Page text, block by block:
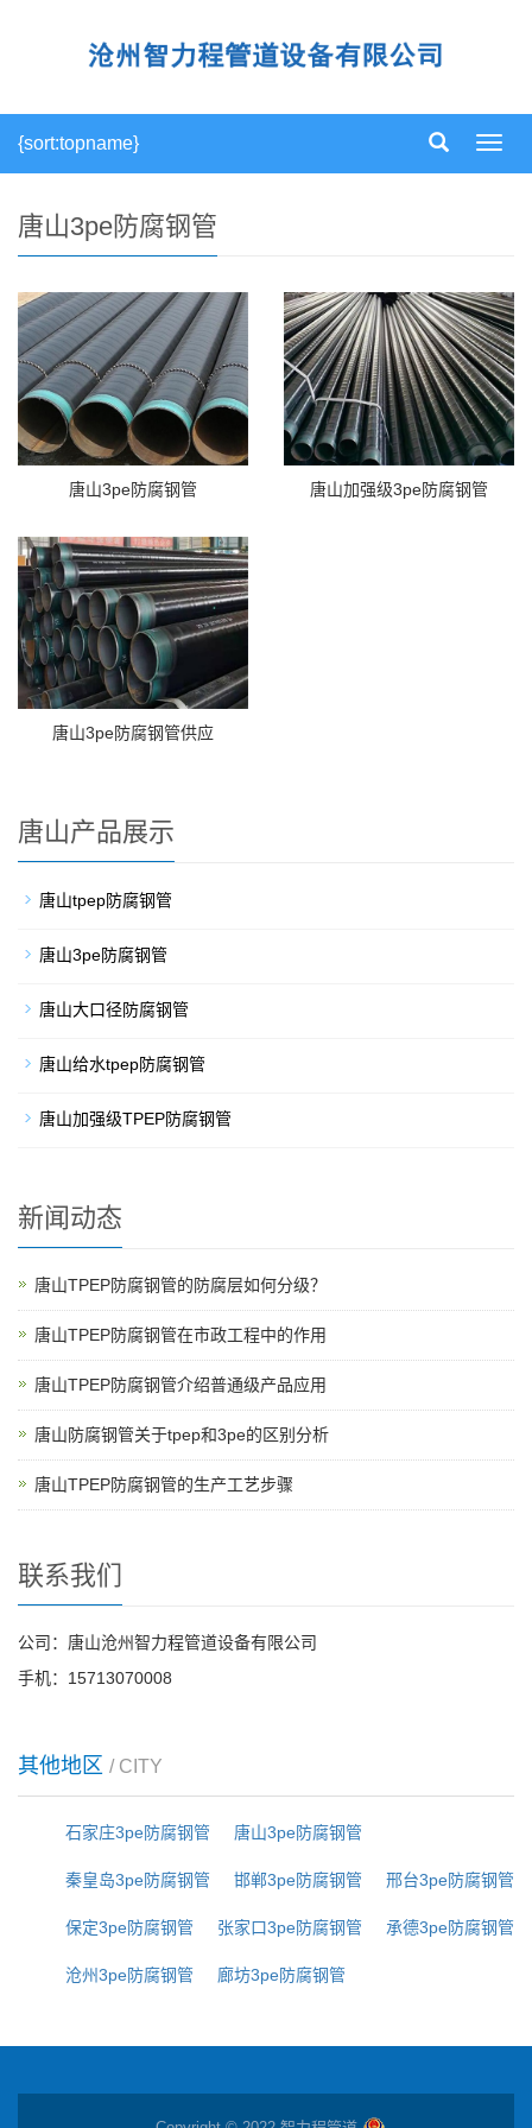
导
{sort:topname}
唐山3pe防腐钢管
唐山3pe防腐钢管 唐山加强级3pe防腐钢管
唐山3pe防腐钢管供应
唐山产品展示
唐山tpep防腐钢管
唐山3pe防腐钢管
唐山大口径防腐钢管
唐山给水tpep防腐钢管
唐山加强级TPEP防腐钢管
新闻动态
唐山TPEP防腐钢管的防腐层如何分级？
唐山TPEP防腐钢管在市政工程中的作用
唐山TPEP防腐钢管介绍普通级产品应用
唐山防腐钢管关于tpep和3pe的区别分析
唐山TPEP防腐钢管的生产工艺步骤
联系我们
公司：唐山沧州智力程管道设备有限公司
手机：15713070008
其他地区 / CITY
石家庄3pe防腐钢管 唐山3pe防腐钢管
秦皇岛3pe防腐钢管 邯郸3pe防腐钢管 邢台3pe防腐钢管
保定3pe防腐钢管 张家口3pe防腐钢管 承德3pe防腐钢管
沧州3pe防腐钢管 廊坊3pe防腐钢管